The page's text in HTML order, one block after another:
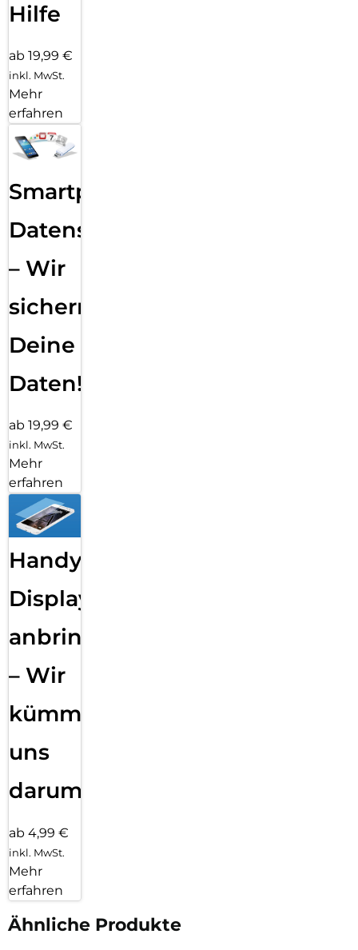
Hilfe
ab 19,99 €
inkl. MwSt.
Mehr
erfahren
Smartphone
Datensicherung
– Wir
sichern
Deine
Daten!
ab 19,99 €
inkl. MwSt.
Mehr
erfahren
Handy
Displayfolie
anbringen
– Wir
kümmern
uns
darum!
ab 4,99 €
inkl. MwSt.
Mehr
erfahren
Ähnliche Produkte